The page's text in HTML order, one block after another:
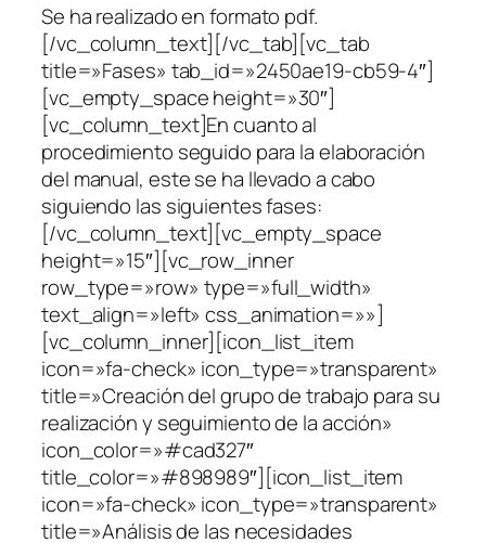
Se ha realizado en formato pdf.
[/vc_column_text][/vc_tab][vc_tab
title=»Fases» tab_id=»2450ae19-cb59-4″]
[vc_empty_space height=»30″]
[vc_column_text]En cuanto al
procedimiento seguido para la elaboración
del manual, este se ha llevado a cabo
siguiendo las siguientes fases:
[/vc_column_text][vc_empty_space
height=»15″][vc_row_inner
row_type=»row» type=»full_width»
text_align=»left» css_animation=»»]
[vc_column_inner][icon_list_item
icon=»fa-check» icon_type=»transparent»
title=»Creación del grupo de trabajo para su
realización y seguimiento de la acción»
icon_color=»#cad327″
title_color=»#898989″][icon_list_item
icon=»fa-check» icon_type=»transparent»
title=»Análisis de las necesidades